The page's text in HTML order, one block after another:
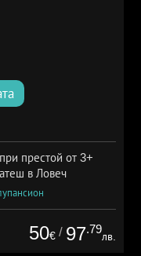
престой от 3+
в Ловеч
50€ / 97.79
лв.